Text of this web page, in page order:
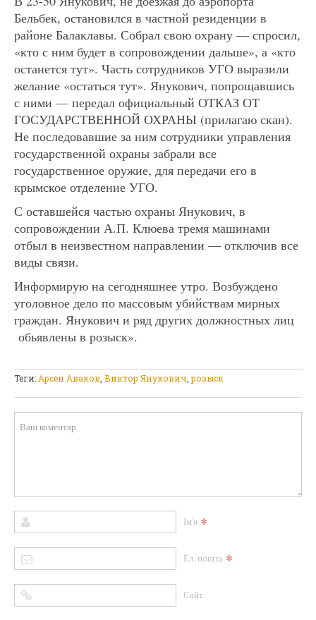
Бельбек, остановился в частной резиденции в
районе Балаклавы. Собрал свою охрану — спросил,
«кто с ним будет в сопровождении дальше», а «кто
останется тут». Часть сотрудников УГО выразили
желание «остаться тут». Янукович, попрощавшись
с ними — передал официальный ОТКАЗ ОТ
ГОСУДАРСТВЕННОЙ ОХРАНЫ (прилагаю скан).
Не последовавшие за ним сотрудники управления
государственной охраны забрали все
государственное оружие, для передачи его в
крымское отделение УГО.
С оставшейся частью охраны Янукович, в
сопровождении А.П. Клюева тремя машинами
отбыл в неизвестном направлении — отключив все
виды связи.
Информирую на сегодняшнее утро. Возбуждено
уголовное дело по массовым убийствам мирных
граждан. Янукович и ряд других должностных лиц
обьявлены в розыск».
Теги: Арсен Аваков Виктор Янукович ,розыск
Ім'я *
Ел. пошта *
Сайт